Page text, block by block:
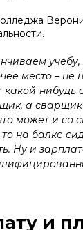
место – не
какой-
а
может и со
на балке
Ну и
и